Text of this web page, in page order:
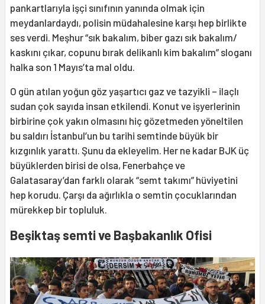
pankartlarıyla işçi sınıfının yanında olmak için
meydanlardaydı, polisin müdahalesine karşı hep birlikte
ses verdi. Meşhur “sık bakalım, biber gazı sık bakalım/
kaskını çıkar, copunu bırak delikanlı kim bakalım” sloganı
halka son 1 Mayıs’ta mal oldu.
O gün atılan yoğun göz yaşartıcı gaz ve tazyikli – ilaçlı
sudan çok sayıda insan etkilendi. Konut ve işyerlerinin
birbirine çok yakın olmasını hiç gözetmeden yöneltilen
bu saldırı İstanbul’un bu tarihi semtinde büyük bir
kızgınlık yarattı. Şunu da ekleyelim. Her ne kadar BJK üç
büyüklerden birisi de olsa, Fenerbahçe ve
Galatasaray’dan farklı olarak “semt takımı” hüviyetini
hep korudu. Çarşı da ağırlıkla o semtin çocuklarından
mürekkep bir topluluk.
Beşiktaş semti ve Başbakanlık Ofisi